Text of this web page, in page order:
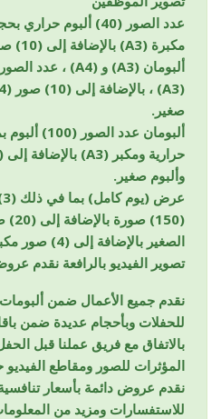
مكبرة (A3) بالإضافة إلى (10) صور (A5) خارج الألبوم.
صغير.
وألبوم صغير.
الصغير بالإضافة إلى (4) صور مكبرة.
تصوير الفيديو بالرافعة نقدم
نقدم جميع الأعمال ضمن
للحفلات وبأحجام عديدة ضمن
بالاتفاق مع فريق عملنا قبل
المؤثرات للصور ومقاطع
نقدم عروض دائمة بأسعار
للاستفسارات ومزيد من